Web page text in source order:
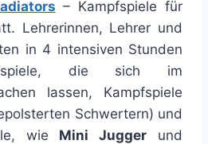
– Kampfspiele für
Lehrerinnen, Lehrer und
in 4 intensiven Stunden
die sich im
lassen, Kampfspiele
Schwertern) und
wie Mini Jugger und